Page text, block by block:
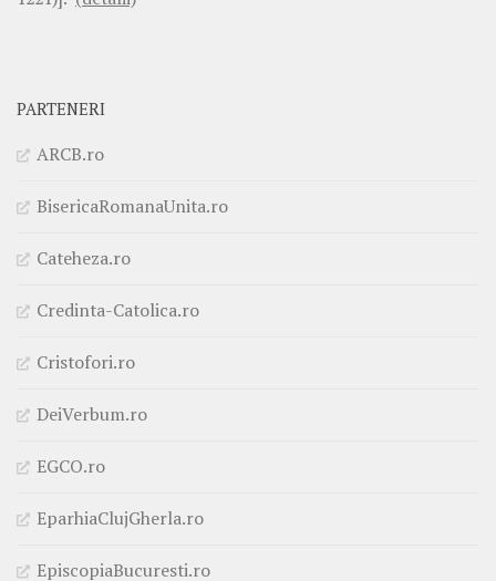
PARTENERI
ARCB.ro
BisericaRomanaUnita.ro
Cateheza.ro
Credinta-Catolica.ro
Cristofori.ro
DeiVerbum.ro
EGCO.ro
EparhiaClujGherla.ro
EpiscopiaBucuresti.ro